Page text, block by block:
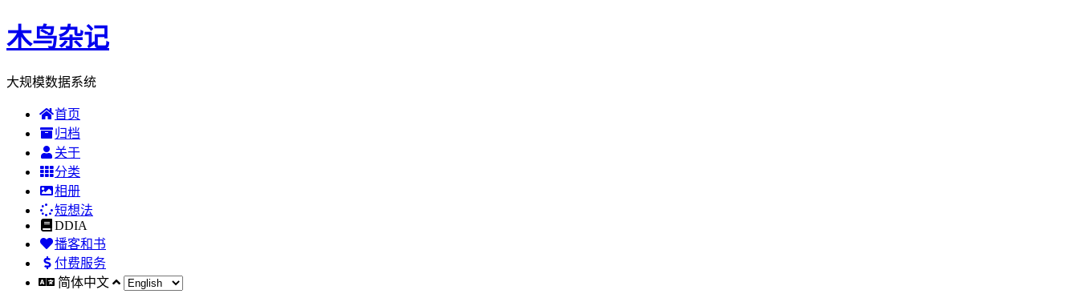
木鸟杂记
大规模数据系统
首页
归档
关于
分类
相册
短想法
DDIA
播客和书
付费服务
简体中文